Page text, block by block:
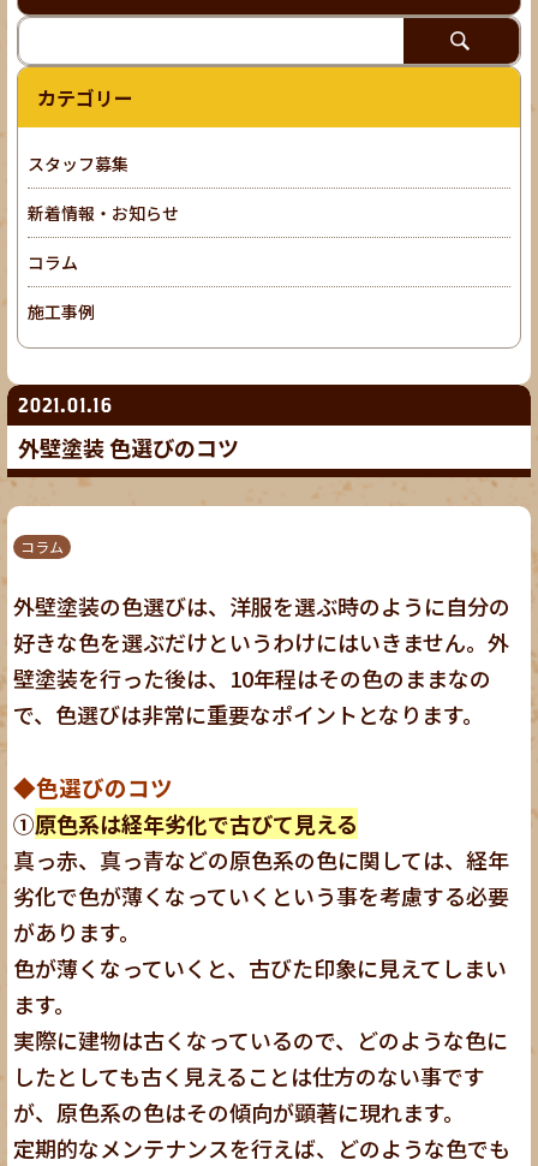
2021.01.16
外壁塗装 色選びのコツ
コラム
外壁塗装の色選びは、洋服を選ぶ時のように自分の
好きな色を選ぶだけというわけにはいきません。外
壁塗装を行った後は、10年程はその色のままなの
で、色選びは非常に重要なポイントとなります。
◆色選びのコツ
①原色系は経年劣化で古びて見える
真っ赤、真っ青などの原色系の色に関しては、経年
劣化で色が薄くなっていくという事を考慮する必要
があります。
色が薄くなっていくと、古びた印象に見えてしまい
ます。
実際に建物は古くなっているので、どのような色に
したとしても古く見えることは仕方のない事です
が、原色系の色はその傾向が顕著に現れます。
定期的なメンテナンスを行えば、どのような色でも
カテゴリー
スタッフ募集
新着情報・お知らせ
コラム
施工事例